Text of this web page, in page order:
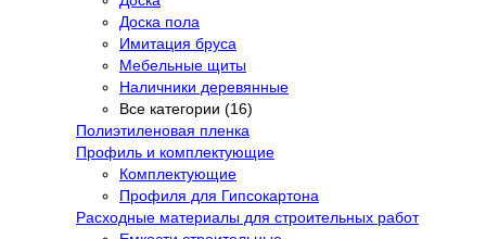
Доска пола
Имитация бруса
Мебельные щиты
Наличники деревянные
Все категории (16)
Полиэтиленовая пленка
Профиль и комплектующие
Комплектующие
Профиля для Гипсокартона
Расходные материалы для строительных работ